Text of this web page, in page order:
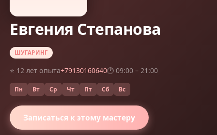
Евгения Степанова
ШУГАРИНГ
⭐ 12 лет опыта+79130160640🕐 09:00 – 21:00
Пн Вт Ср Чт Пт Сб Вс
Записаться к этому мастеру